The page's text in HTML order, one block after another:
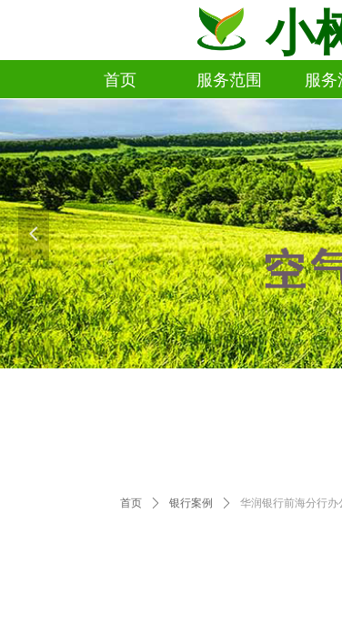
首页 服务范围
服务范围
服务
服
小
首页 ꄲ 银行案例 ꄲ 华润银行前海分行办
넳